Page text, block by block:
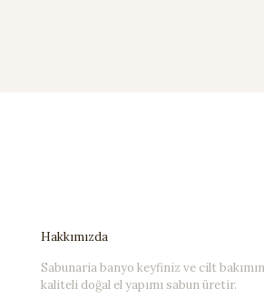
Hakkımızda
Sabunaria banyo keyfiniz ve cilt
kaliteli doğal el yapımı sabun üretir.